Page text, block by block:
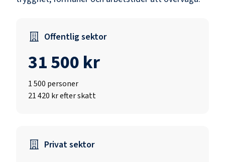
Offentlig sektor
31 500 kr
1 500 personer
21 420 kr efter skatt
Privat sektor